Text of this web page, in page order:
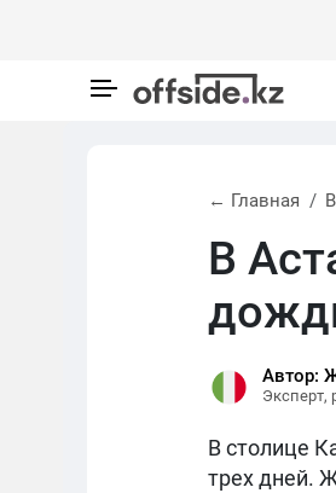
← Главная
В
Автор:
Эксперт,
В столице
трех дней.